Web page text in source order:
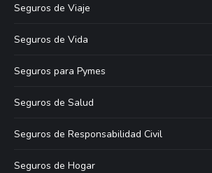
Seguros de Viaje
Seguros de Vida
Seguros para Pymes
Seguros de Salud
Seguros de Responsabilidad Civil
Seguros de Hogar